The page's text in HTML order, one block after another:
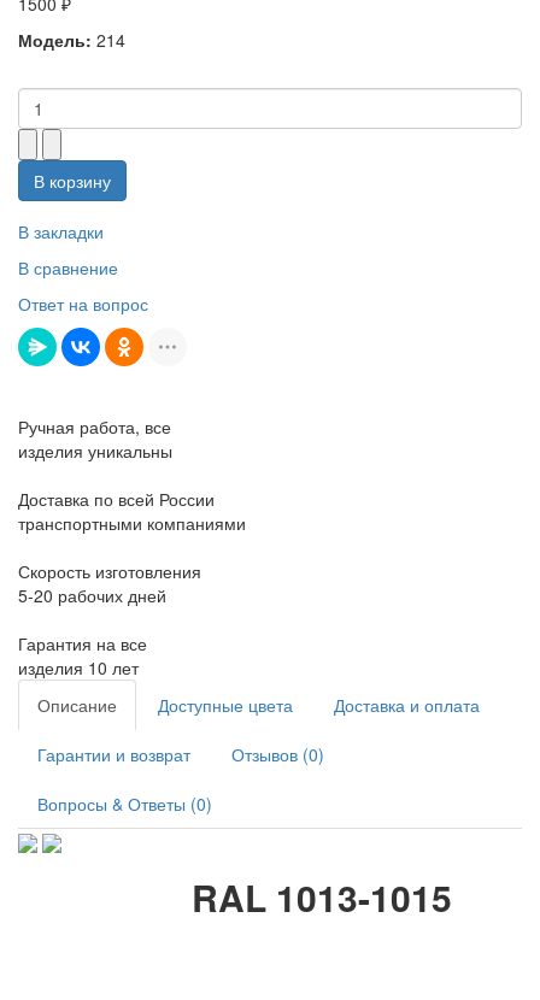
Модель: 214
В корзину
В закладки
В сравнение
Ответ на вопрос
Ручная работа, все
изделия уникальны
Доставка по всей России
транспортными компаниями
Скорость изготовления
5-20 рабочих дней
Гарантия на все
изделия 10 лет
Описание
Доступные цвета Доставка и оплата
Гарантии и возврат Отзывов (0)
Вопросы & Ответы (0)
RAL 1013-1015